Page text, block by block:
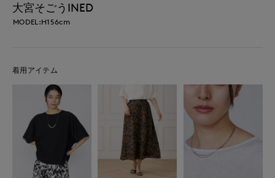
大宮そごうINED
MODEL:H156cm
着用アイテム